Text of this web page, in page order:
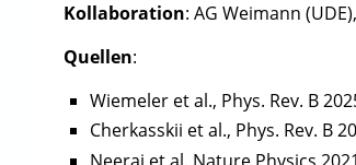
Kollaboration: AG Weimann
Quellen:
Wiemeler et al., Phys. Rev. B
Cherkasskii et al., Phys. Rev. B
Neeraj et al. Nature Physics 2021